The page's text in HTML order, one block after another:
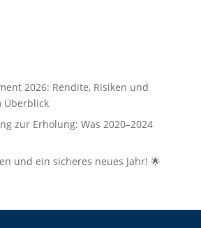
2026: Rendite, Risiken und
Überblick
zur Erholung: Was 2020–2024
und ein sicheres neues Jahr! 🌟